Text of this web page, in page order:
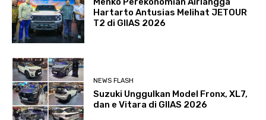
Hartarto Antusias Melihat JETOUR
T2 di GIIAS 2026
NEWS FLASH
Suzuki Unggulkan Model Fronx, XL7,
dan e Vitara di GIIAS 2026